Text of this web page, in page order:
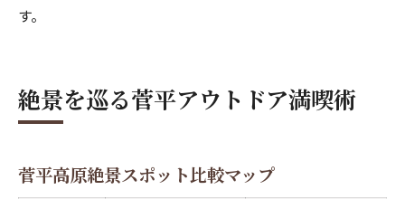
す。
絶景を巡る菅平アウトドア満喫術
菅平高原絶景スポット比較マップ